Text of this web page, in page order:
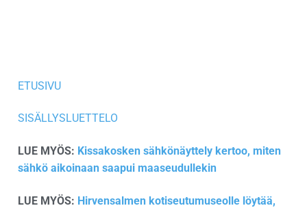
ETUSIVU
SISÄLLYSLUETTELO
LUE MYÖS: Kissakosken sähkönäyttely kertoo, miten
sähkö aikoinaan saapui maaseudullekin
LUE MYÖS: Hirvensalmen kotiseutumuseolle löytää,